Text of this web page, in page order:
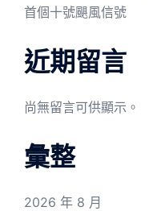
首個十號颶風信號
近期留言
尚無留言可供顯示。
彙整
2026 年 8 月